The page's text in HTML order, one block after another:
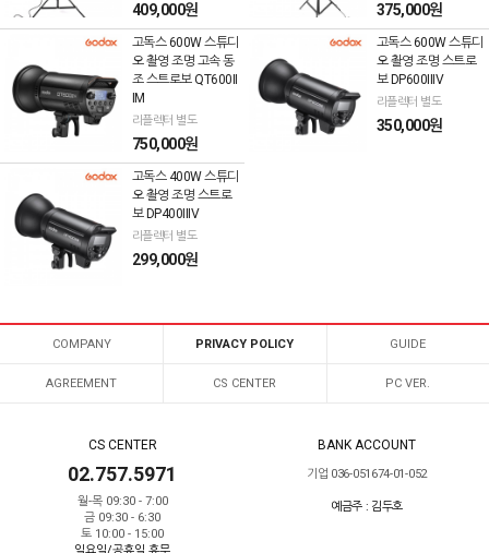
409,000원 375,000원
고독스 600W 스튜디
오 촬영 조명 고속 동
조 스트로보 QT600II
IM
리플렉터 별도
750,000원
고독스 600W 스튜디
오 촬영 조명 스트로
보 DP600IIIV
리플렉터 별도
350,000원
고독스 400W 스튜디
오 촬영 조명 스트로
보 DP400IIIV
리플렉터 별도
299,000원
COMPANY PRIVACY POLICY GUIDE
AGREEMENT CS CENTER PC VER.
CS CENTER
02.757.5971
월-목 09:30 - 7:00
금 09:30 - 6:30
토 10:00 - 15:00
BANK ACCOUNT
기업 036-051674-01-052
예금주 : 김두호